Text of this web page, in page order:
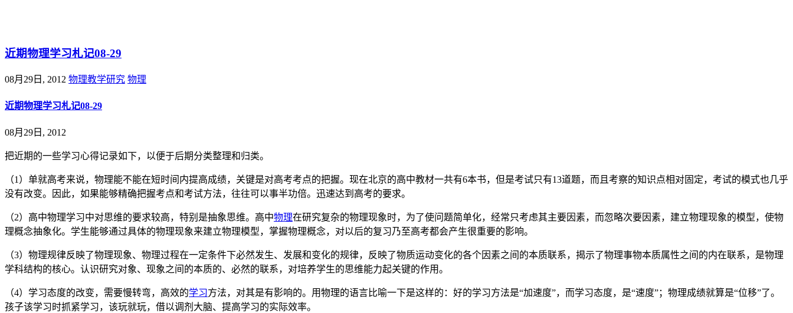
近期物理学习札记08-29
08月29日, 2012 物理教学研究 物理
近期物理学习札记08-29
08月29日, 2012
把近期的一些学习心得记录如下，以便于后期分类整理和归类。
（1）单就高考来说，物理能不能在短时间内提高成绩，关键是对高考考点的把握。现在北京的高中教材一共有6本书，但是考试只有13道题，而且考察的知识点相对固定，考试的模式也几乎
没有改变。因此，如果能够精确把握考点和考试方法，往往可以事半功倍。迅速达到高考的要求。
（2）高中物理学习中对思维的要求较高，特别是抽象思维。高中物理在研究复杂的物理现象时，为了使问题简单化，经常只考虑其主要因素，而忽略次要因素，建立物理现象的模型，使物
理概念抽象化。学生能够通过具体的物理现象来建立物理模型，掌握物理概念，对以后的复习乃至高考都会产生很重要的影响。
（3）物理规律反映了物理现象、物理过程在一定条件下必然发生、发展和变化的规律，反映了物质运动变化的各个因素之间的本质联系，揭示了物理事物本质属性之间的内在联系，是物理
学科结构的核心。认识研究对象、现象之间的本质的、必然的联系，对培养学生的思维能力起关键的作用。
（4）学习态度的改变，需要慢转弯，高效的学习方法，对其是有影响的。用物理的语言比喻一下是这样的：好的学习方法是“加速度”，而学习态度，是“速度”；物理成绩就算是“位移”了。
孩子该学习时抓紧学习，该玩就玩，借以调剂大脑、提高学习的实际效率。